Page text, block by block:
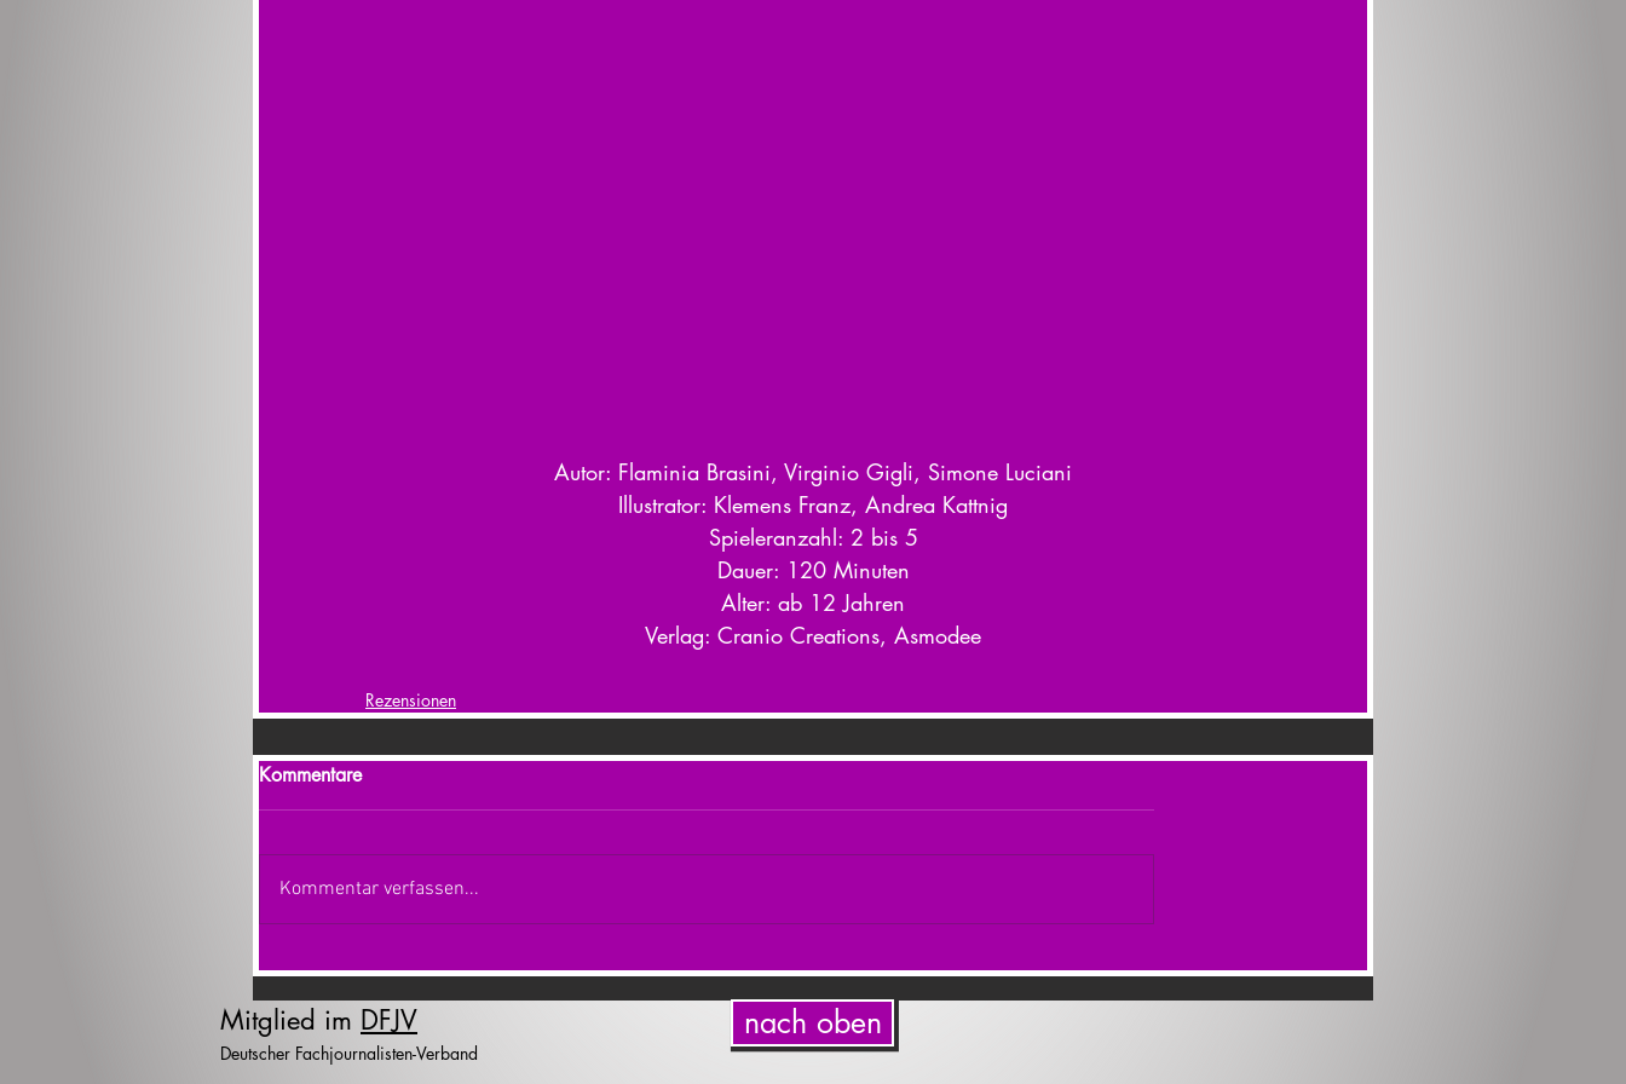
Autor: Flaminia Brasini, Virginio Gigli, Simone Luciani
Illustrator: Klemens Franz, Andrea Kattnig
Spieleranzahl: 2 bis 5
Dauer: 120 Minuten
Alter: ab 12 Jahren
Verlag: Cranio Creations, Asmodee
Rezensionen
Kommentare
Kommentar verfassen...
Mitglied im DFJV
Deutscher Fachjournalisten-Verband
nach oben